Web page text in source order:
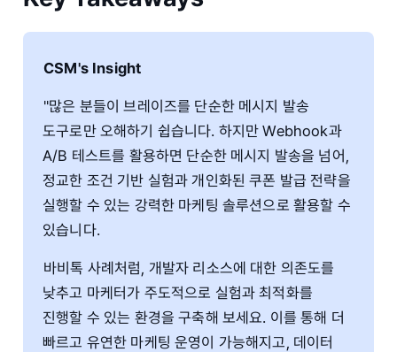
CSM's Insight
"많은 분들이 브레이즈를 단순한 메시지 발송
도구로만 오해하기 쉽습니다. 하지만 Webhook과
A/B 테스트를 활용하면 단순한 메시지 발송을 넘어,
정교한 조건 기반 실험과 개인화된 쿠폰 발급 전략을
실행할 수 있는 강력한 마케팅 솔루션으로 활용할 수
있습니다.
바비톡 사례처럼, 개발자 리소스에 대한 의존도를
낮추고 마케터가 주도적으로 실험과 최적화를
진행할 수 있는 환경을 구축해 보세요. 이를 통해 더
빠르고 유연한 마케팅 운영이 가능해지고, 데이터